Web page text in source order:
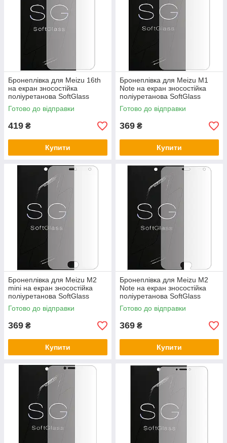
Виробник матеріалу: США
Кінцевий виробник готового продукту: Україна SoftGlass(TM)
Бронеплівка для Meizu 16th
на екран зносостійка
поліуретанова SoftGlass
Готово до відправки
419 ₴
Купити
Бронеплівка для Meizu M1
Note на екран зносостійка
поліуретанова SoftGlass
Готово до відправки
369 ₴
Купити
Бронеплівка для Meizu M2
mini на екран зносостійка
поліуретанова SoftGlass
Готово до відправки
369 ₴
Купити
Бронеплівка для Meizu M2
Note на екран зносостійка
поліуретанова SoftGlass
Готово до відправки
369 ₴
Купити